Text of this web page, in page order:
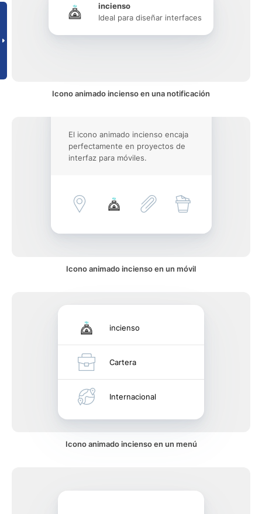
incienso
Ideal para diseñar interfaces
Icono animado incienso en una notificación
El icono animado incienso encaja
perfectamente en proyectos de
interfaz para móviles.
Icono animado incienso en un móvil
incienso
Cartera
Internacional
Icono animado incienso en un menú